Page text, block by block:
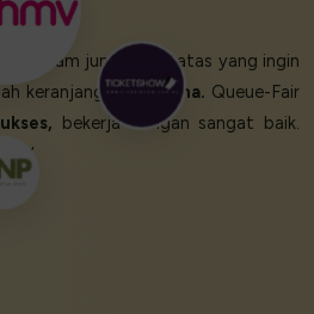
dalam jumlah terbatas yang ingin
keranjang.Sempurna. Queue-Fair
bekerja dengan sangat baik.